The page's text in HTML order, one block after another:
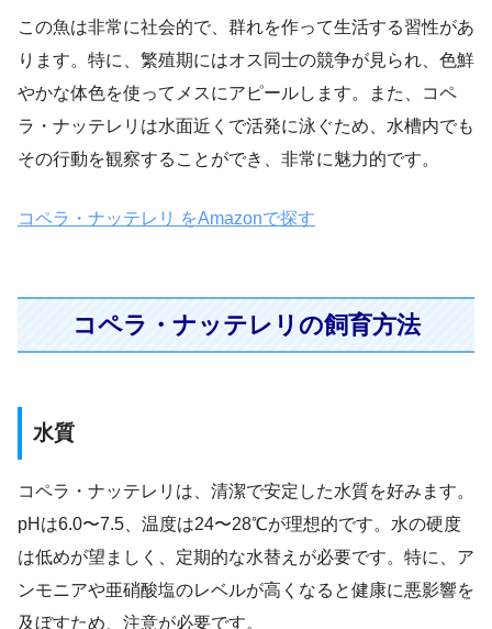
この魚は非常に社会的で、群れを作って生活する習性があ
ります。特に、繁殖期にはオス同士の競争が見られ、色鮮
やかな体色を使ってメスにアピールします。また、コペ
ラ・ナッテレリは水面近くで活発に泳ぐため、水槽内でも
その行動を観察することができ、非常に魅力的です。
コペラ・ナッテレリ をAmazonで探す
コペラ・ナッテレリの飼育方法
水質
コペラ・ナッテレリは、清潔で安定した水質を好みます。
pHは6.0〜7.5、温度は24〜28℃が理想的です。水の硬度
は低めが望ましく、定期的な水替えが必要です。特に、ア
ンモニアや亜硝酸塩のレベルが高くなると健康に悪影響を
及ぼすため、注意が必要です。